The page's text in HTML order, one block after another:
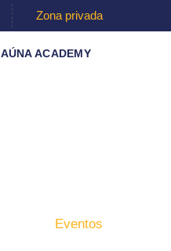
Zona privada
AÚNA ACADEMY
Eventos